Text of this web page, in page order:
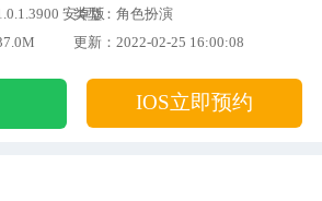
安卓版
类型：角色扮演
更新：2022-02-25 16:00:08
IOS立即预约